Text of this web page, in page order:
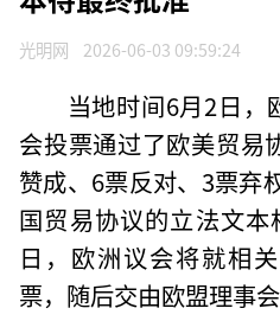
光明网 2026-06-03 09:59:24
当地时间6月2日，
会投票通过了欧美贸易
赞成、6票反对、3票弃
国贸易协议的立法文
日，欧洲议会将就相
票，随后交由欧盟理事会